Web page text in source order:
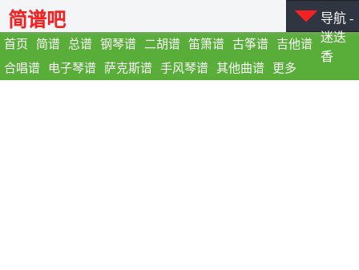
首页 简谱 总谱 钢琴谱 二胡谱 笛箫谱 古筝谱
吉他谱
合唱谱
电子琴谱 萨克斯谱 手风琴谱 其他曲谱 更多
简谱吧
导航 -
迷迭
香